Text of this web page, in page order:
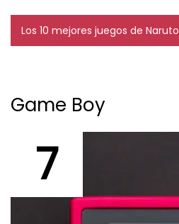
Los 10 mejores juegos de Naruto
Game Boy
7